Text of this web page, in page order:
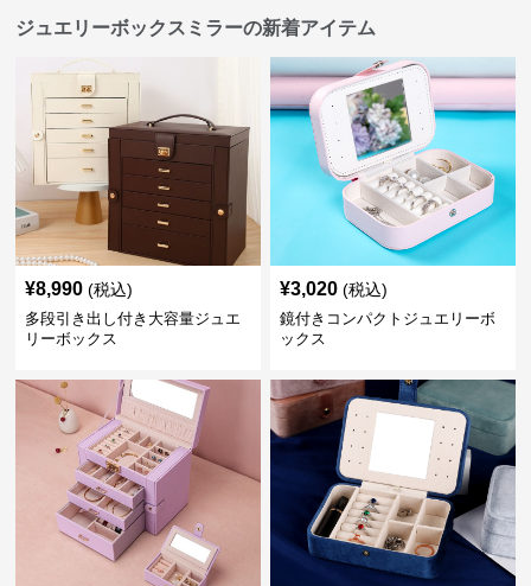
ジュエリーボックスミラーの新着アイテム
¥8,990 (税込)
多段引き出し付き大容量ジュエ
リーボックス
¥3,020 (税込)
鏡付きコンパクトジュエリーボ
ックス